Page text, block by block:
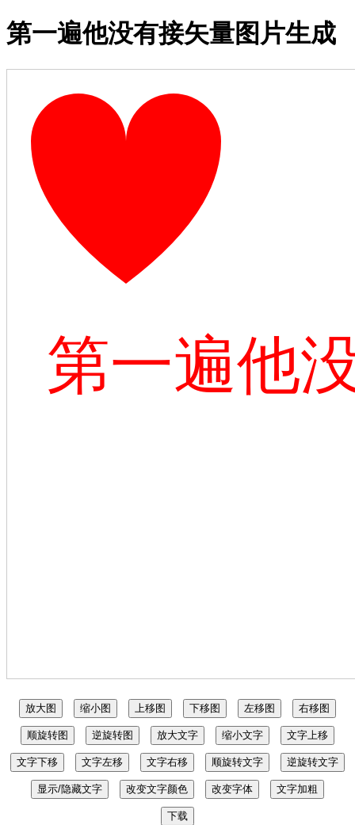
第一遍他没有接矢量图片生成
第一遍他
放大图 缩小图 上移图 下移图 左移图 右移图
顺旋转图 逆旋转图 放大文字 缩小文字 文字上移
文字下移 文字左移 文字右移 顺旋转文字 逆旋转文字
显示/隐藏文字 改变文字颜色 改变字体 文字加粗
下载